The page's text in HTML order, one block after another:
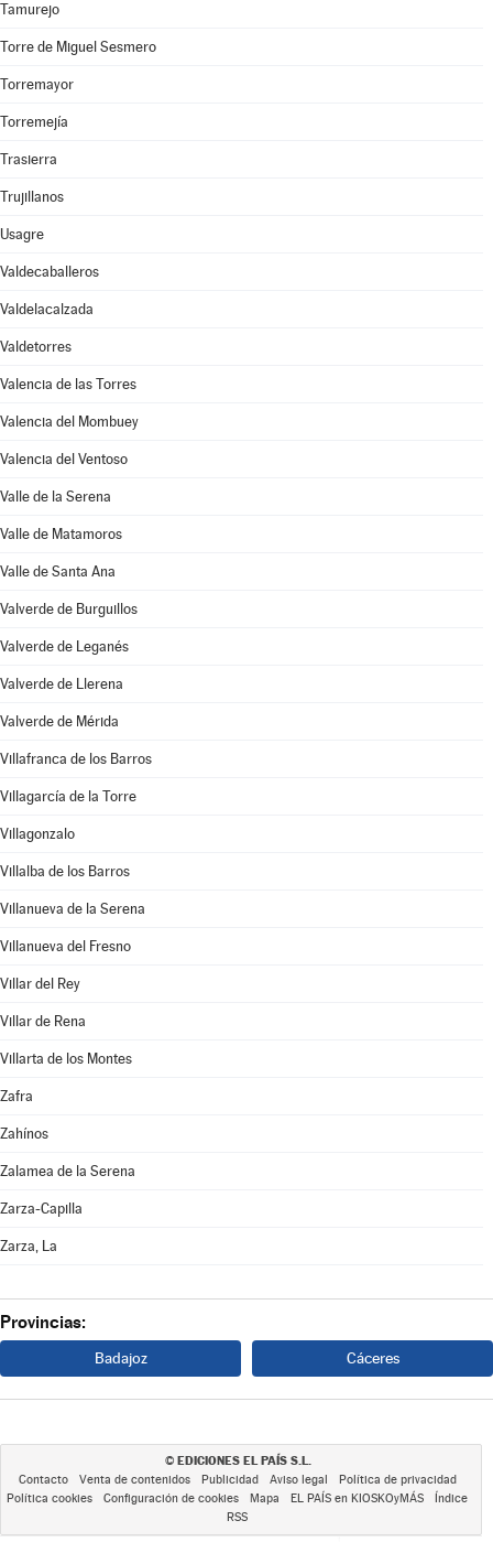
Tamurejo
Torre de Miguel Sesmero
Torremayor
Torremejía
Trasierra
Trujillanos
Usagre
Valdecaballeros
Valdelacalzada
Valdetorres
Valencia de las Torres
Valencia del Mombuey
Valencia del Ventoso
Valle de la Serena
Valle de Matamoros
Valle de Santa Ana
Valverde de Burguillos
Valverde de Leganés
Valverde de Llerena
Valverde de Mérida
Villafranca de los Barros
Villagarcía de la Torre
Villagonzalo
Villalba de los Barros
Villanueva de la Serena
Villanueva del Fresno
Villar del Rey
Villar de Rena
Villarta de los Montes
Zafra
Zahínos
Zalamea de la Serena
Zarza-Capilla
Zarza, La
Provincias:
Badajoz Cáceres
© EDICIONES EL PAÍS S.L.
Contacto Venta de contenidos Publicidad Aviso legal
Política de privacidad
Política cookies
Configuración de cookies Mapa EL PAÍS en KIOSKOyMÁS
Índice
RSS